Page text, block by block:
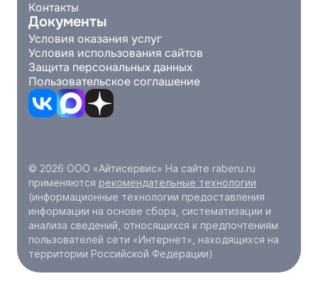
Контакты
Документы
Условия оказания услуг
Условия использования сайтов
Защита персональных данных
Пользовательское соглашение
© 2026 ООО «Айтисервис» На сайте raberu.ru
применяются рекомендательные технологии
(информационные технологии предоставления
информации на основе сбора, систематизации и
анализа сведений, относящихся к предпочтениям
пользователей сети «Интернет», находящихся на
территории Российской Федерации)